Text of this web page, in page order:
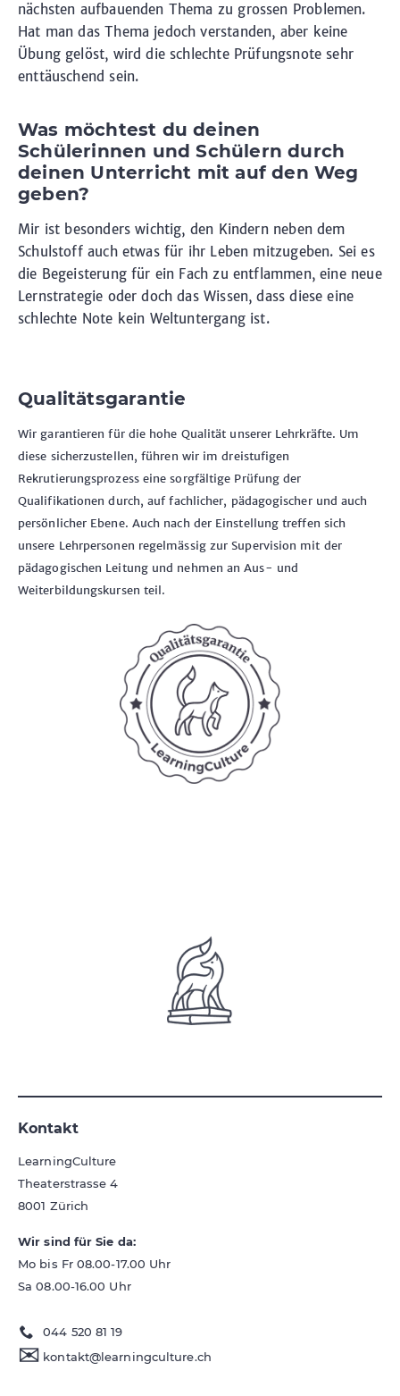
nächsten aufbauenden Thema zu grossen Problemen.
Hat man das Thema jedoch verstanden, aber keine
Übung gelöst, wird die schlechte Prüfungsnote sehr
enttäuschend sein.
Was möchtest du deinen
Schülerinnen und Schülern durch
deinen Unterricht mit auf den Weg
geben?
Mir ist besonders wichtig, den Kindern neben dem
Schulstoff auch etwas für ihr Leben mitzugeben. Sei es
die Begeisterung für ein Fach zu entflammen, eine neue
Lernstrategie oder doch das Wissen, dass diese eine
schlechte Note kein Weltuntergang ist.
Qualitätsgarantie
Wir garantieren für die hohe Qualität unserer Lehrkräfte. Um
diese sicherzustellen, führen wir im dreistufigen
Rekrutierungsprozess eine sorgfältige Prüfung der
Qualifikationen durch, auf fachlicher, pädagogischer und auch
persönlicher Ebene. Auch nach der Einstellung treffen sich
unsere Lehrpersonen regelmässig zur Supervision mit der
pädagogischen Leitung und nehmen an Aus- und
Weiterbildungskursen teil.
Kontakt
LearningCulture
Theaterstrasse 4
8001 Zürich
Wir sind für Sie da:
Mo bis Fr 08.00-17.00 Uhr
Sa 08.00-16.00 Uhr
044 520 81 19
✉ kontakt@learningculture.ch